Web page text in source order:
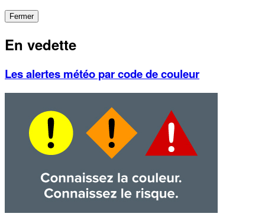
Fermer
En vedette
Les alertes météo par code de couleur